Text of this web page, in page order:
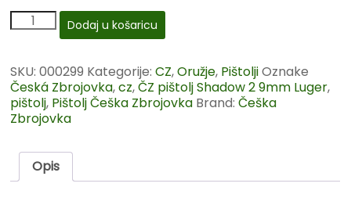
Dodaj u košaricu
SKU:000299 Kategorije:CZ,Oružje, PištoljiOznake
Česká Zbrojovka,cz,ČZ pištolj Shadow 2 9mm Luger,
pištolj, Pištolj Češka Zbrojovka Brand:Češka
Zbrojovka
Opis